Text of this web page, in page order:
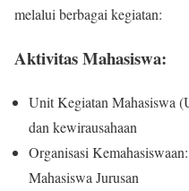
melalui berbagai kegiatan:
Aktivitas Mahasiswa:
Unit Kegiatan Mahasiswa
dan kewirausahaan
Organisasi
Mahasiswa Jurusan